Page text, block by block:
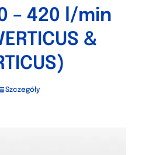
– 420 l/min
&
Szczegóły